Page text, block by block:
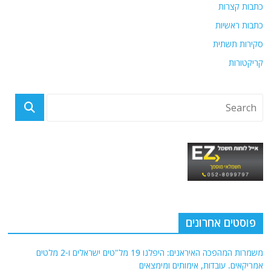
כתבות קצרות
כתבות ראשיות
סקירות תשתית
קריקטורות
פוסטים אחרונים
משמרות המהפכה האיראנים: היפלנו 19 מל"טים ישראלים ו-2 מלטים
אמריקאים. עובדות, אימותים ומימצאים